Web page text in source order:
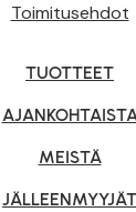
Toimitusehdot
TUOTTEET
MEISTÄ
JÄLLEENMYYJÄT